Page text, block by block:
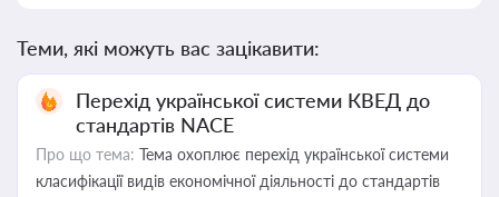
Теми, які можуть вас зацікавити:
Перехід української системи КВЕД до
стандартів NACE
Про що тема: Тема охоплює перехід української системи
класифікації видів економічної діяльності до стандартів